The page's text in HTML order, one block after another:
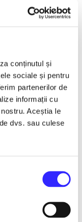
conținutul și
sociale și pentru
partenerilor de
informații cu
Aceștia le
dvs. sau culese
prinde viață
Cantemir"
, publicul vasluian
cel mai îndrăgit
și a Prințului
basm, unde dansul